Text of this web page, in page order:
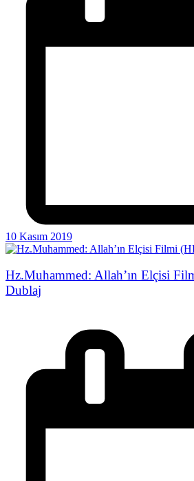
10 Kasım 2019
Hz.Muhammed: Allah’ın Elçisi
Dublaj